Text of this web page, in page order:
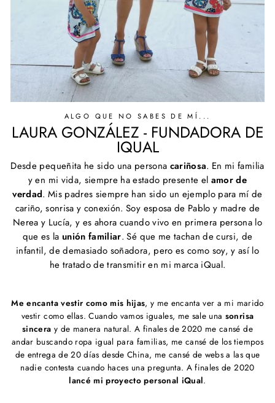
ALGO QUE NO SABES DE MÍ...
LAURA GONZÁLEZ - FUNDADORA DE
IQUAL
Desde pequeñita he sido una persona cariñosa. En mi familia
y en mi vida, siempre ha estado presente el amor de
verdad. Mis padres siempre han sido un ejemplo para mí de
cariño, sonrisa y conexión. Soy esposa de Pablo y madre de
Nerea y Lucía, y es ahora cuando vivo en primera persona lo
que es la unión familiar. Sé que me tachan de cursi, de
infantil, de demasiado soñadora, pero es como soy, y así lo
he tratado de transmitir en mi marca iQual.
Me encanta vestir como mis hijas, y me encanta ver a mi marido
vestir como ellas. Cuando vamos iguales, me sale una sonrisa
sincera y de manera natural. A finales de 2020 me cansé de
andar buscando ropa igual para familias, me cansé de los tiempos
de entrega de 20 días desde China, me cansé de webs a las que
nadie contesta cuando haces una pregunta. A finales de 2020
lancé mi proyecto personal iQual.